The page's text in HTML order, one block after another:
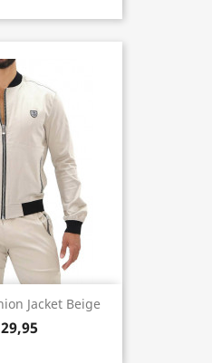
Jacket Beige